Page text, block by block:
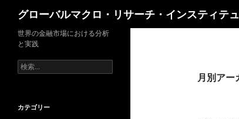
グローバルマクロ・リサーチ・インスティテ
月別アー
世界の金融市場における分析
と実践
検
索:
カテゴリー